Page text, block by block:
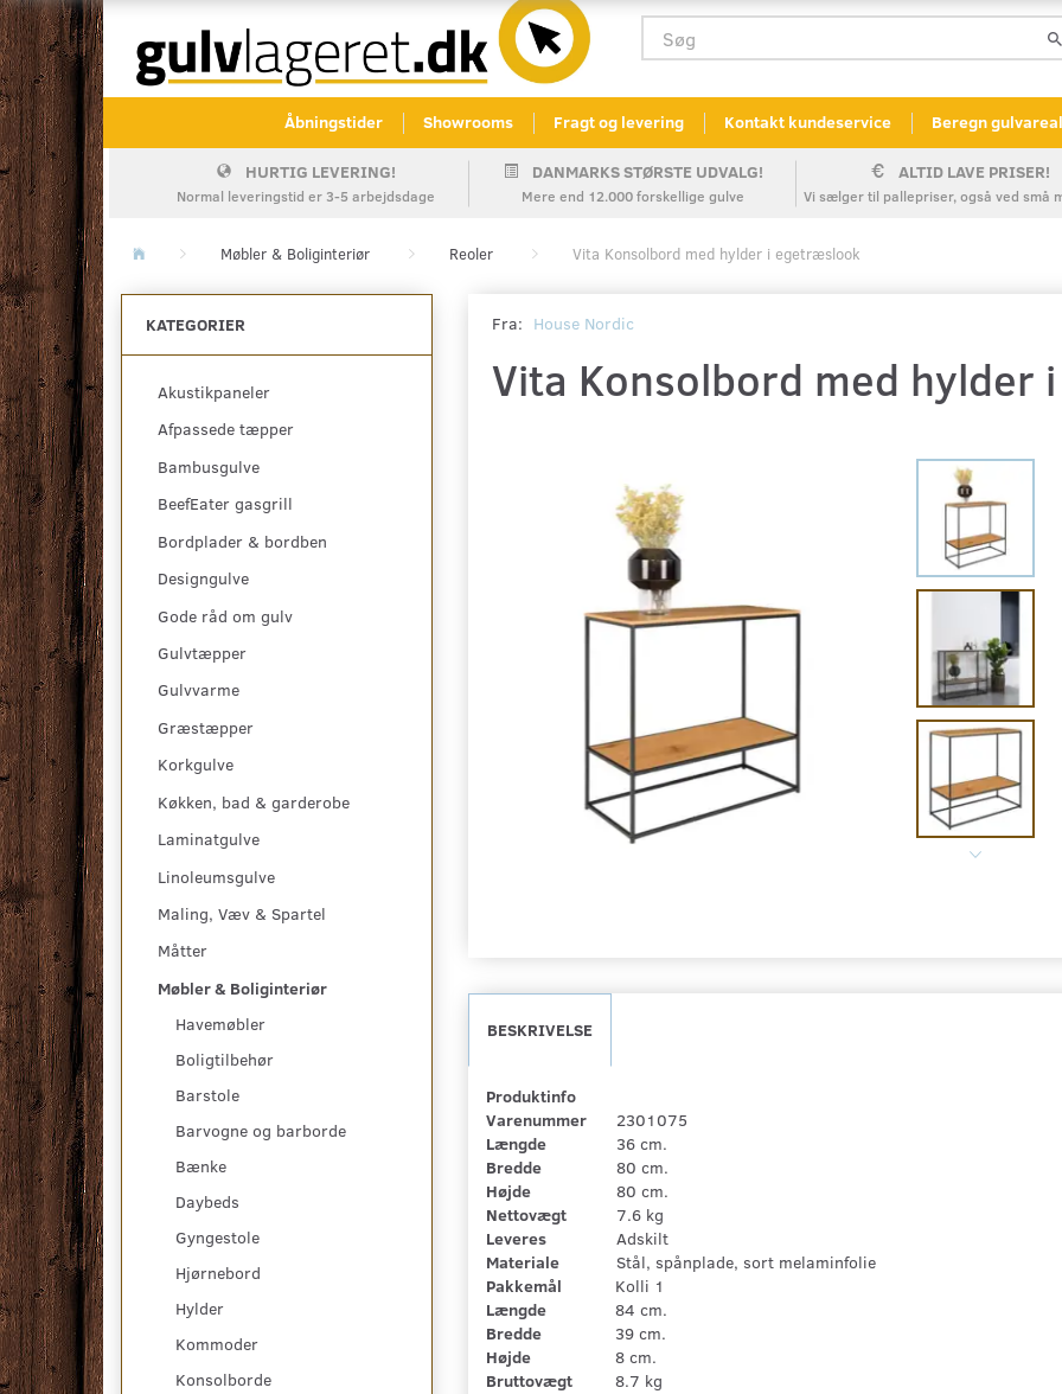
Åbningstider Showrooms Fragt og levering Kontakt kundeservice Beregn gulvareal
HURTIG LEVERING!
Normal leveringstid er 3-5 arbejdsdage
DANMARKS STØRSTE UDVALG!
Mere end 12.000 forskellige gulve
ALTID LAVE PRISER!
Vi sælger til pallepriser, også ved små
Møbler & Boliginteriør Reoler Vita Konsolbord med hylder i egetræslook
KATEGORIER
Akustikpaneler
Afpassede tæpper
Bambusgulve
BeefEater gasgrill
Bordplader & bordben
Designgulve
Gode råd om gulv
Gulvtæpper
Gulvvarme
Græstæpper
Korkgulve
Køkken, bad & garderobe
Laminatgulve
Linoleumsgulve
Maling, Væv & Spartel
Måtter
Møbler & Boliginteriør
Havemøbler
Boligtilbehør
Barstole
Barvogne og barborde
Bænke
Daybeds
Gyngestole
Hjørnebord
Hylder
Kommoder
Konsolborde
Fra: House Nordic
Vita Konsolbord med hylder
BESKRIVELSE
Produktinfo
Varenummer
2301075
Længde
36 cm.
Bredde
80 cm.
Højde
80 cm.
Nettovægt
7.6 kg
Leveres
Adskilt
Materiale
Stål, spånplade, sort melaminfolie
Pakkemål
Kolli 1
Længde
84 cm.
Bredde
39 cm.
Højde
8 cm.
Bruttovægt
8.7 kg